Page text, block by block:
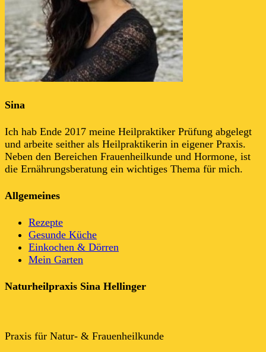
Sina
Ich hab Ende 2017 meine Heilpraktiker Prüfung abgelegt
und arbeite seither als Heilpraktikerin in eigener Praxis.
Neben den Bereichen Frauenheilkunde und Hormone, ist
die Ernährungsberatung ein wichtiges Thema für mich.
Allgemeines
Rezepte
Gesunde Küche
Einkochen & Dörren
Mein Garten
Naturheilpraxis Sina Hellinger
Praxis für Natur- & Frauenheilkunde